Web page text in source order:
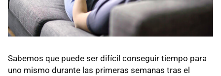
Sabemos que puede ser difícil conseguir tiempo para
uno mismo durante las primeras semanas tras el